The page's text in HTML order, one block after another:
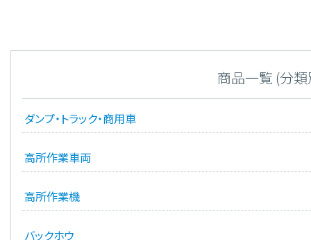
商品一覧 (分
ダンプ・トラック・商用車
高所作業車両
高所作業機
バックホウ